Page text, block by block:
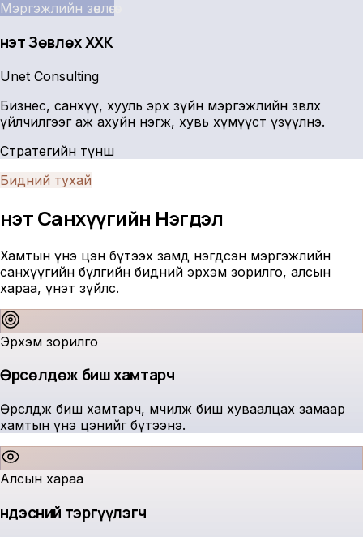
Мэргэжлийн зөвлөгөө
Үнэт Зөвлөх ХХК
Unet Consulting
Бизнес, санхүү, хууль эрх зүйн мэргэжлийн зөвлөх
үйлчилгээг аж ахуйн нэгж, хувь хүмүүст үзүүлнэ.
Стратегийн түнш
Бидний тухай
Үнэт Санхүүгийн Нэгдэл
Хамтын үнэ цэн бүтээх замд нэгдсэн мэргэжлийн
санхүүгийн бүлгийн бидний эрхэм зорилго, алсын
хараа, үнэт зүйлс.
Эрхэм зорилго
Өрсөлдөж биш хамтарч
Өрсөлдөж биш хамтарч, өмчилж биш хуваалцах замаар
хамтын үнэ цэнийг бүтээнэ.
Алсын хараа
Үндэсний тэргүүлэгч